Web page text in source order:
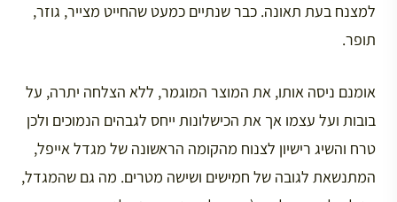
למצנח בעת תאונה. כבר שנתיים כמעט שהחייט מצייר, גוזר,
תופר.
אומנם ניסה אותו, את המוצר המוגמר, ללא הצלחה יתרה, על
בובות ועל עצמו אך את הכישלונות ייחס לגבהים הנמוכים ולכן
טרח והשיג רישיון לצנוח מהקומה הראשונה של מגדל אייפל,
המתנשאת לגובה של חמישים ושישה מטרים. מה גם שהמגדל,